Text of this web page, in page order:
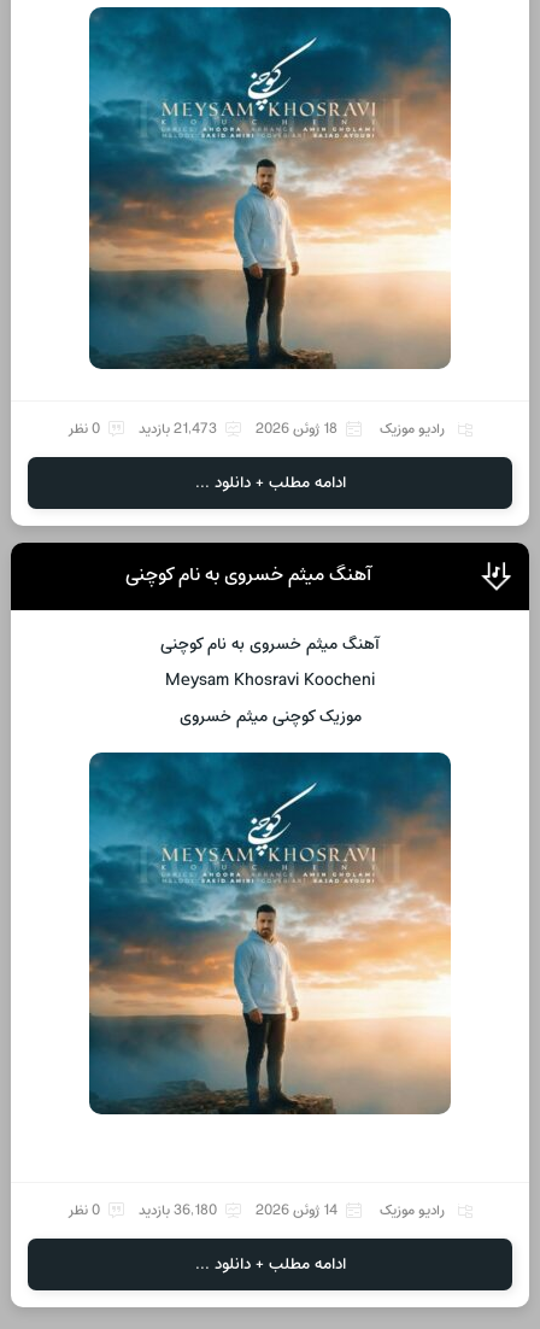
رادیو موزیک 18 ژوئن 2026 21,473 بازدید 0 نظر
ادامه مطلب + دانلود ...
آهنگ میثم خسروی به نام کوچنی
آهنگ میثم خسروی به نام کوچنی
Meysam Khosravi Koocheni
موزیک کوچنی میثم خسروی
رادیو موزیک 14 ژوئن 2026 36,180 بازدید 0 نظر
ادامه مطلب + دانلود ...